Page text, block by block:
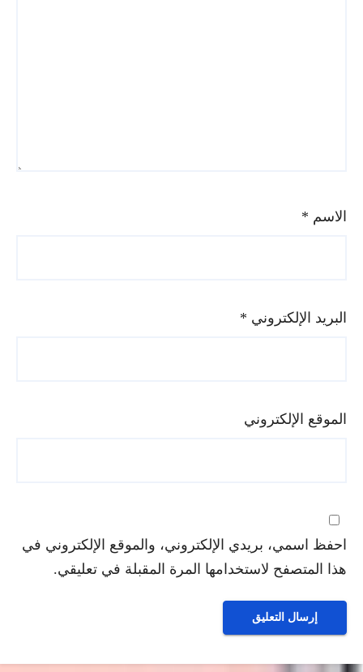
الاسم*
البريد الإلكتروني*
الموقع الإلكتروني
احفظ اسمي، بريدي الإلكتروني، والموقع الإلكتروني في
هذا المتصفح لاستخدامها المرة المقبلة في تعليقي.